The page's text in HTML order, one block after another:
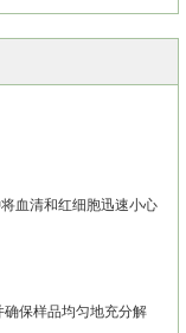
血清和红细胞迅速小心
保样品均匀地充分解